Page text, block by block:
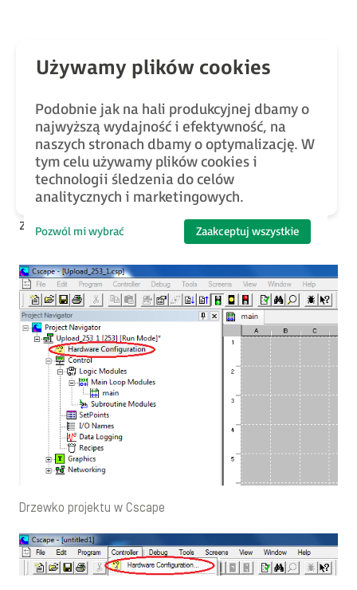
1. Uruchom oprogramowanie Cscape.
2. Określ rodzaj połączenia pomiędzy sterownikiem
a komputerem (Serial/Ethernet/…).
3. Utwórz nowy projekt (o ile domyślnie nie został
już utworzony).
4. Włącz okno konfiguracji „Hardware Configuration”
zlokalizowane w drzewie nawigatora projektu bądź w
zakładce „Controller” z menu na górze programu.
Drzewko projektu w Cscape
Podobnie jak na hali produkcyjnej dbamy o
najwyższą wydajność i efektywność, na
naszych stronach dbamy o optymalizację. W
tym celu używamy plików cookies i
technologii śledzenia do celów
analitycznych i marketingowych.
Pozwól mi wybrać Zaakceptuj wszystkie